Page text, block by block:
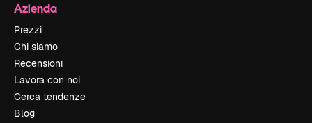
Azienda
Prezzi
Chi siamo
Recensioni
Lavora con noi
Cerca tendenze
Blog